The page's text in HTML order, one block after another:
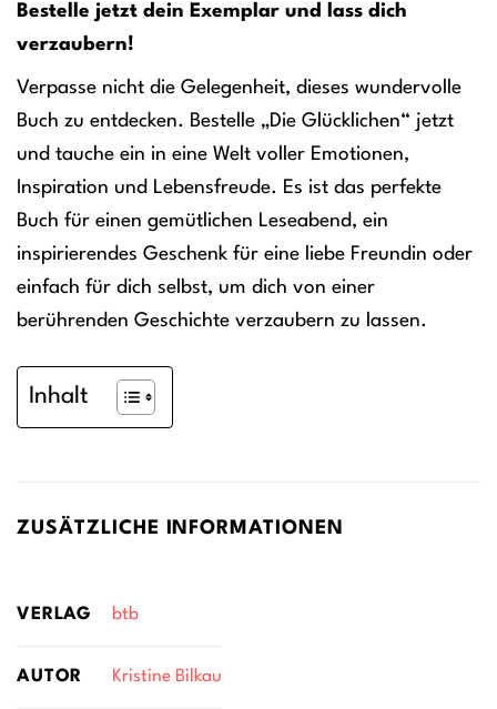
Bestelle jetzt dein Exemplar und lass dich
verzaubern!
Verpasse nicht die Gelegenheit, dieses wundervolle
Buch zu entdecken. Bestelle „Die Glücklichen“ jetzt
und tauche ein in eine Welt voller Emotionen,
Inspiration und Lebensfreude. Es ist das perfekte
Buch für einen gemütlichen Leseabend, ein
inspirierendes Geschenk für eine liebe Freundin oder
einfach für dich selbst, um dich von einer
berührenden Geschichte verzaubern zu lassen.
Inhalt
ZUSÄTZLICHE INFORMATIONEN
VERLAG btb
AUTOR Kristine Bilkau